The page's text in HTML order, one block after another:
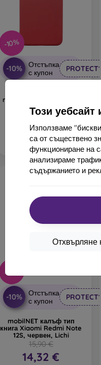
Този уебсайт
Използваме
са от съществено
функциониране на
анализираме
съдържанието и
Отхвърляне
-10%
-10%
Отстъпка
с купон
PROTECT10
mobilNET Xiaomi Redmi
Note 12S Raspberry
(матов)
10,90 €
9,80 €
В наличност 1 бр
-10%
-10%
Отстъпка
с купон
PROTECT10
mobilNET калъф тип
книга Xiaomi Redmi Note
12S, червен, Lichi
15,90 €
14,32 €